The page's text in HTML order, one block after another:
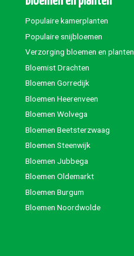
Populaire kamerplanten
Populaire snijbloemen
Verzorging bloemen en planten
Bloemist Drachten
Bloemen Gorredijk
Bloemen Heerenveen
Bloemen Wolvega
Bloemen Beetsterzwaag
Bloemen Steenwijk
Bloemen Jubbega
Bloemen Oldemarkt
Bloemen Burgum
Bloemen Noordwolde